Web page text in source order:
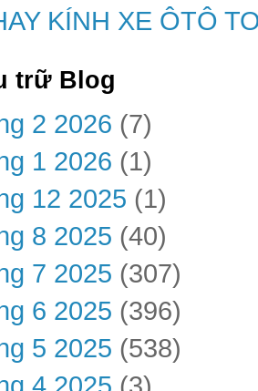
KÍNH XE ÔTÔ
trữ Blog
2 2026 (7)
1 2026 (1)
12 2025 (1)
8 2025 (40)
7 2025 (307)
6 2025 (396)
5 2025 (538)